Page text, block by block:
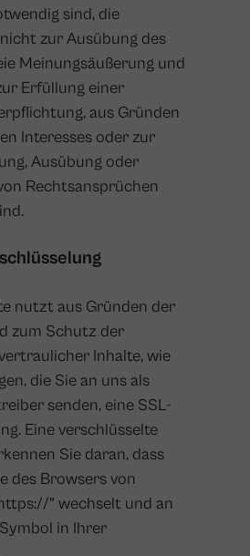
sind, die
zur Ausübung des
Meinungsäußerung und
Erfüllung einer
aus Gründen
Interesses oder zur
Ausübung oder
Rechtsansprüchen
nutzt aus Gründen der
zum Schutz der
Inhalte, wie
die Sie an uns als
senden, eine SSL-
Eine verschlüsselte
Sie daran, dass
des Browsers von
" wechselt und an
in Ihrer